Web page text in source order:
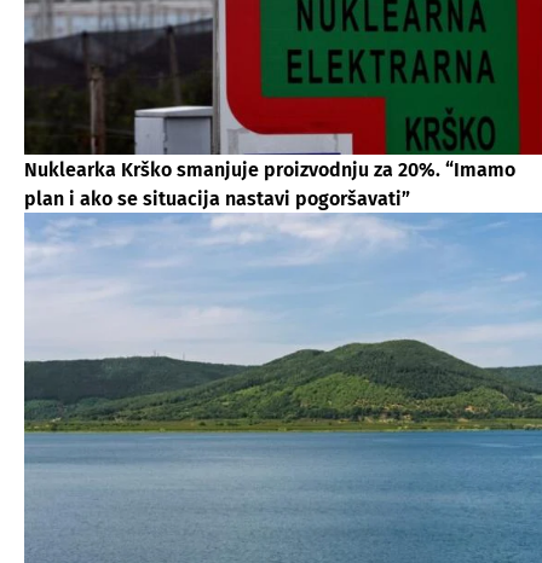
Nuklearka Krško smanjuje proizvodnju za 20%. “Imamo
plan i ako se situacija nastavi pogoršavati”